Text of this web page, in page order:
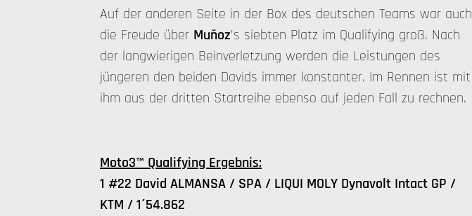
Auf der anderen Seite in der Box des deutschen Teams war auch
die Freude über Muñoz’s siebten Platz im Qualifying groß. Nach
der langwierigen Beinverletzung werden die Leistungen des
jüngeren den beiden Davids immer konstanter. Im Rennen ist mit
ihm aus der dritten Startreihe ebenso auf jeden Fall zu rechnen.
Moto3™ Qualifying Ergebnis:
1 #22 David ALMANSA / SPA / LIQUI MOLY Dynavolt Intact GP /
KTM / 1´54.862